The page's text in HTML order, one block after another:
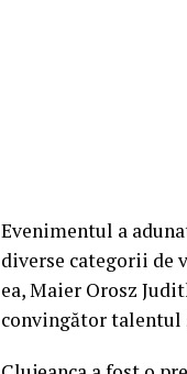
Evenimentul a
diverse categorii de
ea, Maier Orosz
convingător